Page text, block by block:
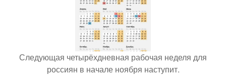
Следующая четырёхдневная рабочая неделя для
россиян в начале ноября наступит.